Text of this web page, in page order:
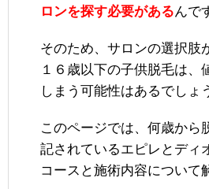
ロンを探す必要があるんで
そのため、サロンの選択肢
１６歳以下の子供脱毛は、
しまう可能性はあるでしょ
このページでは、何歳か
記されているエピレとディ
コースと施術内容について